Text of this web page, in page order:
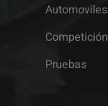
Automoviles
Competición
Pruebas